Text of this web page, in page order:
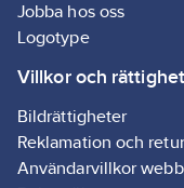
Jobba hos oss
Logotype
Villkor och
Bildrättigheter
Reklamation och retur
Användarvillkor